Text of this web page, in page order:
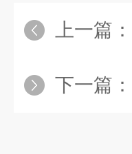
上一篇：
下一篇：